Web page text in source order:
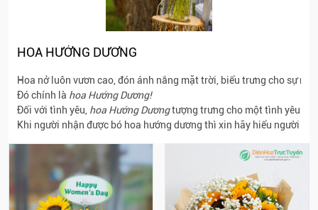
HOA HƯỚNG DƯƠNG
Hoa nở luôn vươn cao, đón ánh nắng mặt trời, biểu trưng cho sự
Đó chính là hoa Hướng Dương!
Đối với tình yêu, hoa Hướng Dươngtượng trưng cho một tình yêu
Khi người nhận được bó hoa hướng dương thì xin hãy hiểu người